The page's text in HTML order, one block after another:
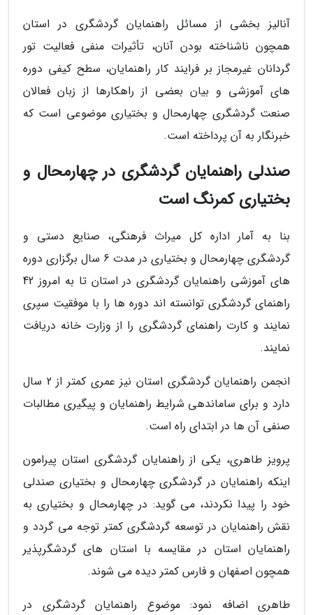
آنالیز بخشی از مسائل راهنمایان گردشگری در استان
همچون ناشناخته بودن آنان، تأثیرات منفی فعالیت تور
گردانان غیرمجاز بر فرایند کار راهنمایان، سطح کیفی دوره
های آموزشی و بیان بعضی از راهکارها از زبان فعالان
صنعت گردشگری چهارمحال و بختیاری موضوعی است که
خبرنگار به آن پرداخته است.
صندلی راهنمایان گردشگری در چهارمحال و
بختیاری کمرنگ است
بنا به آمار اداره کل میراث فرهنگی، صنایع دستی و
گردشگری چهارمحال و بختیاری در مدت 6 سال برگزاری دوره
های آموزشی راهنمایان گردشگری در استان تا به امروز 42
راهنمای گردشگری توانسته اند دوره ها را با موفقیت سپری
نمایند و کارت راهنمای گردشگری را از وزارت خانه دریافت
نمایند.
انجمن راهنمایان گردشگری استان نیز عمری کمتر از 2 سال
دارد و برای ساماندهی شرایط راهنمایان و پیگیری مطالبات
صنفی آن ها در ابتدای راه است.
پرویز طاهری، یکی از راهنمایان گردشگری استان پیرامون
اینکه راهنمایان در گردشگری چهارمحال و بختیاری صندلی
خود را پیدا نکردند، می گوید: در چهارمحال و بختیاری به
نقش راهنمایان در توسعه گردشگری کمتر توجه می گردد و
راهنمایان استان در مقایسه با استان های گردشگرپذیر
همچون اصفهان و فارس کمتر دیده می شوند.
طاهری اضافه نمود: موضوع راهنمایان گردشگری در